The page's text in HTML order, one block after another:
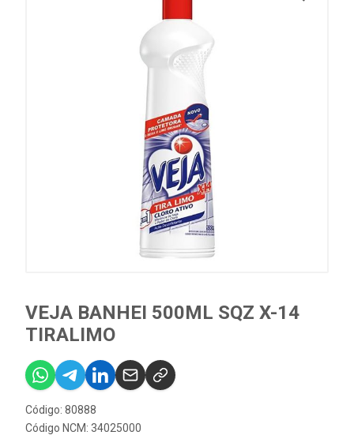
VEJA BANHEI 500ML SQZ X-14
TIRALIMO
Código: 80888
Código NCM: 34025000